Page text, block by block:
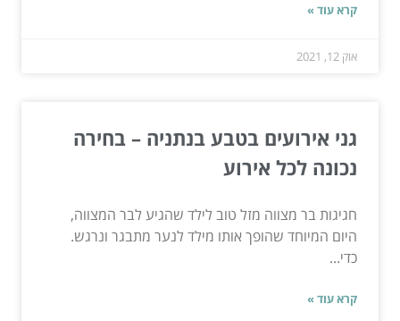
קרא עוד »
אוק 12, 2021
גני אירועים בטבע בנתניה – בחירה
נכונה לכל אירוע
חגיגות בר מצווה מזל טוב לילד שהגיע לבר המצווה,
היום המיוחד שהופך אותו מילד לנער מתבגר ונרגש.
כדי...
קרא עוד »